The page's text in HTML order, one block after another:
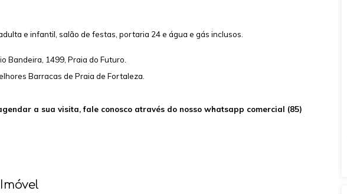
e infantil, salão de festas, portaria 24 e água e gás inclusos.
Bandeira, 1499, Praia do Futuro.
Barracas de Praia de Fortaleza.
a sua visita, fale conosco através do nosso whatsapp comercial (85)